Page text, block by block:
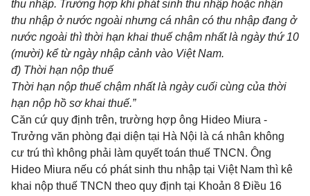
thu nhập. Trường hợp khi phát sinh thu nhập hoặc nhận
thu nhập ở nước ngoài nhưng cá nhân có thu nhập đang ở
nước ngoài thì thời hạn khai thuế chậm nhất là ngày thứ 10
(mười) kể từ ngày nhập cảnh vào Việt Nam.
đ) Thời hạn nộp thuế
Thời hạn nộp thuế chậm nhất là ngày cuối cùng của thời
hạn nộp hồ sơ khai thuế.”
Căn cứ quy định trên, trường hợp ông Hideo Miura -
Trưởng văn phòng đại diện tại Hà Nội là cá nhân không
cư trú thì không phải làm quyết toán thuế TNCN. Ông
Hideo Miura nếu có phát sinh thu nhập tại Việt Nam thì kê
khai nộp thuế TNCN theo quy định tại Khoản 8 Điều 16